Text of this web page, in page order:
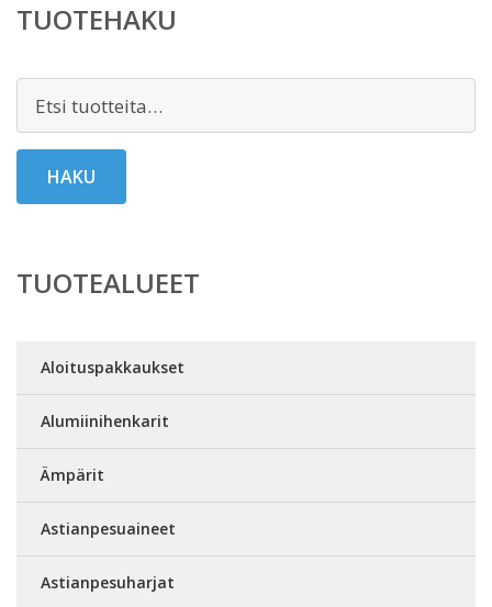
TUOTEHAKU
HAKU
TUOTEALUEET
Aloituspakkaukset
Alumiinihenkarit
Ämpärit
Astianpesuaineet
Astianpesuharjat